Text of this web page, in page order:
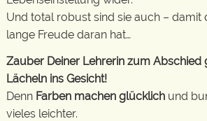
Und total robust sind sie auch – damit
lange Freude daran hat…
Zauber Deiner Lehrerin zum Abschied
Lächeln ins Gesicht!
Denn Farben machen glücklich und
vieles leichter.